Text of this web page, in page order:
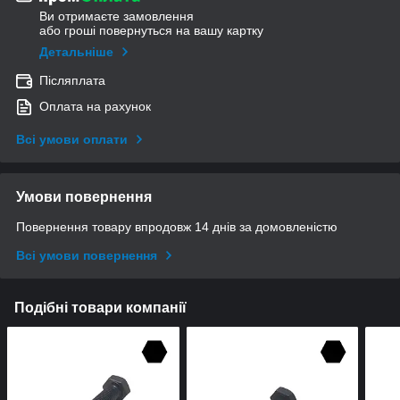
Ви отримаєте замовлення
або гроші повернуться на вашу картку
Детальніше
Післяплата
Оплата на рахунок
Всі умови оплати
Умови повернення
Повернення товару впродовж 14 днів за домовленістю
Всі умови повернення
Подібні товари компанії